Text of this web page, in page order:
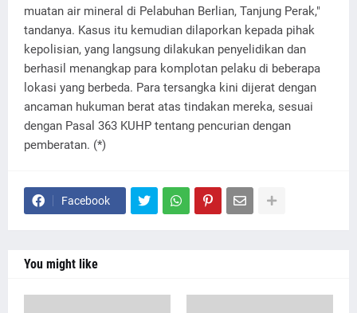
muatan air mineral di Pelabuhan Berlian, Tanjung Perak,"
tandanya. Kasus itu kemudian dilaporkan kepada pihak
kepolisian, yang langsung dilakukan penyelidikan dan
berhasil menangkap para komplotan pelaku di beberapa
lokasi yang berbeda. Para tersangka kini dijerat dengan
ancaman hukuman berat atas tindakan mereka, sesuai
dengan Pasal 363 KUHP tentang pencurian dengan
pemberatan. (*)
Facebook
You might like